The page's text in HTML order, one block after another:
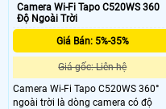
Camera Wi-Fi Tapo C520WS 360
Độ Ngoài Trời
Giá Bán: 5%-35%
Giá gốc: Liên hệ
Camera Wi-Fi Tapo C520WS 360°
ngoài trời là dòng camera có độ